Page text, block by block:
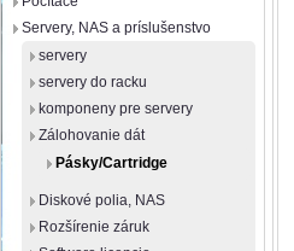
Servery, NAS a príslušenstvo
servery
servery do racku
komponeny pre servery
Zálohovanie dát
Pásky/Cartridge
Diskové polia, NAS
Rozšírenie záruk